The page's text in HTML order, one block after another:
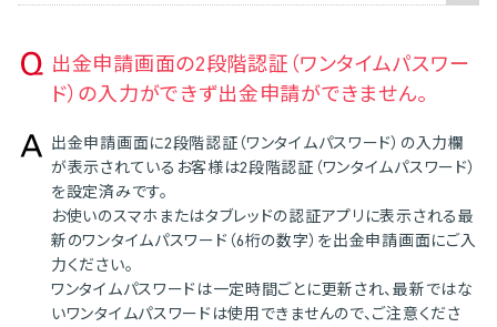
出金申請画面の2段階認証（ワンタイムパスワー
ド）の入力ができず出金申請ができません。
出金申請画面に2段階認証（ワンタイムパスワード）の入力欄
が表示されているお客様は2段階認証（ワンタイムパスワード）
を設定済みです。
お使いのスマホまたはタブレッドの認証アプリに表示される最
新のワンタイムパスワード（6桁の数字）を出金申請画面にご入
力ください。
ワンタイムパスワードは一定時間ごとに更新され、最新ではな
いワンタイムパスワードは使用できませんので、ご注意くださ